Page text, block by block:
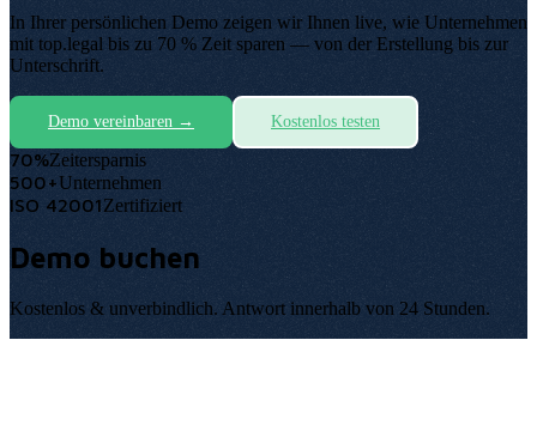
In Ihrer persönlichen Demo zeigen wir Ihnen live, wie Unternehmen
mit top.legal bis zu 70 % Zeit sparen — von der Erstellung bis zur
Unterschrift.
Demo vereinbaren → Kostenlos testen
70%Zeitersparnis
500+Unternehmen
ISO 42001Zertifiziert
Demo buchen
Kostenlos & unverbindlich. Antwort innerhalb von 24 Stunden.